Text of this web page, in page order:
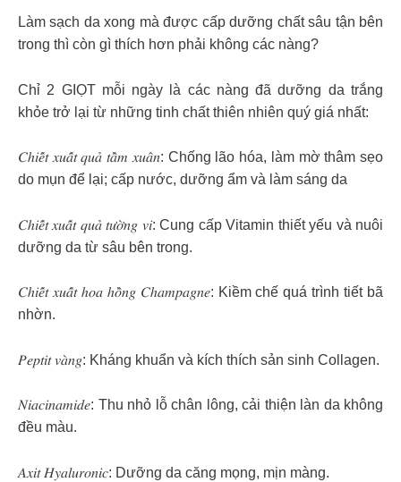
Làm sạch da xong mà được cấp dưỡng chất sâu tận bên
trong thì còn gì thích hơn phải không các nàng?
Chỉ 2 GIỌT mỗi ngày là các nàng đã dưỡng da trắng
khỏe trở lại từ những tinh chất thiên nhiên quý giá nhất:
𝐶ℎ𝑖𝑒̂́𝑡 𝑥𝑢𝑎̂́𝑡 𝑞𝑢𝑎̉ 𝑡𝑎̂̀𝑚 𝑥𝑢𝑎̂𝑛: Chống lão hóa, làm mờ thâm sẹo
do mụn để lại; cấp nước, dưỡng ẩm và làm sáng da
𝐶ℎ𝑖𝑒̂́𝑡 𝑥𝑢𝑎̂́𝑡 𝑞𝑢𝑎̉ 𝑡𝑢̛𝑜̛̀𝑛𝑔 𝑣𝑖: Cung cấp Vitamin thiết yếu và nuôi
dưỡng da từ sâu bên trong.
𝐶ℎ𝑖𝑒̂́𝑡 𝑥𝑢𝑎̂́𝑡 ℎ𝑜𝑎 ℎ𝑜̂̀𝑛𝑔 𝐶ℎ𝑎𝑚𝑝𝑎𝑔𝑛𝑒: Kiềm chế quá trình tiết bã
nhờn.
𝑃𝑒𝑝𝑡𝑖𝑡 𝑣𝑎̀𝑛𝑔: Kháng khuẩn và kích thích sản sinh Collagen.
𝑁𝑖𝑎𝑐𝑖𝑛𝑎𝑚𝑖𝑑𝑒: Thu nhỏ lỗ chân lông, cải thiện làn da không
đều màu.
𝐴𝑥𝑖𝑡 𝐻𝑦𝑎𝑙𝑢𝑟𝑜𝑛𝑖𝑐: Dưỡng da căng mọng, mịn màng.